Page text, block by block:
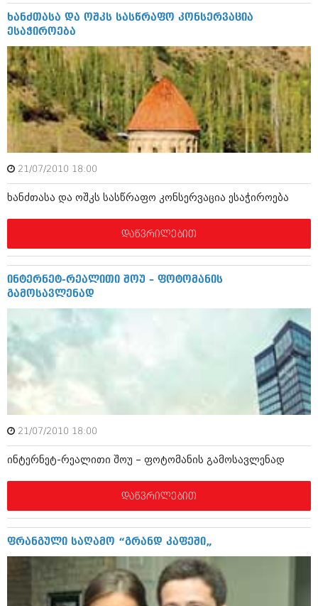
აპრილი 2012 (294)
მარტი 2012 (259)
იანვარი 2012 (322)
ნოემბერი 2011 (471)
ოქტომბერი 2011 (754)
სექტემბერი 2011 (407)
აგვისტო 2011 (249)
ივლისი 2011 (400)
ივნისი 2011 (438)
მაისი 2011 (415)
აპრილი 2011 (294)
მარტი 2011 (654)
თებერვალი 2011 (329)
დეკემბერი 2010 (881)
ოქტომბერი 2010 (341)
სექტემბერი 2010 (449)
აგვისტო 2010 (461)
ივლისი 2010 (556)
ივნისი 2010 (685)
მაისი 2010 (232)
თებერვალი 2010 (421)
აგვისტო 2009 (14)
ივლისი 2009 (118)
თებერვალი 0216 (1)
დეკემბერი 0215 (1)
აგვისტო 0215 (2)
ივნისი 0212 (2)
ნოემბერი 0201 (1)
ხანძთასა და ოშკს სასწრაფო კონსერვაცია
ესაჭიროება
21/07/2010 18:00
ხანძთასა და ოშკს სასწრაფო კონსერვაცია ესაჭიროება
დაწვრილებით
ინტერნეტ-რეალითი შოუ – ფოტომანის
გამოსავლენად
21/07/2010 18:00
ინტერნეტ-რეალითი შოუ – ფოტომანის გამოსავლენად
დაწვრილებით
ფრანგული საღამო “გრანდ კაფეში„